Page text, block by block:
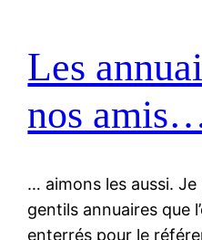
Les
nos
… aimons les aussi.
gentils annuaires que
enterrés pour le